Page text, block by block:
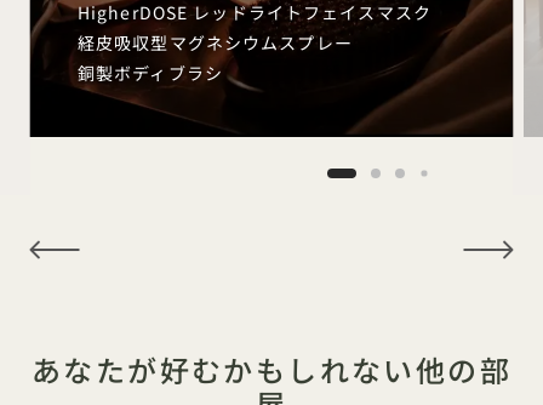
HigherDOSE レッドライトフェイスマスク
経皮吸収型マグネシウムスプレー
銅製ボディブラシ
あなたが好むかもしれない他の部